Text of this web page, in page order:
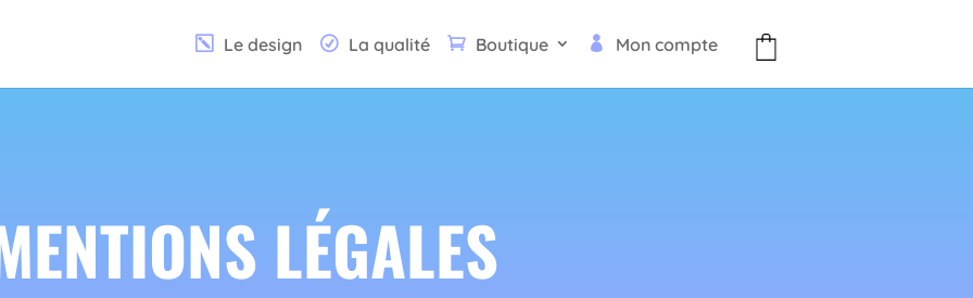
Le design La qualité Boutique Mon compte
LÉGALES